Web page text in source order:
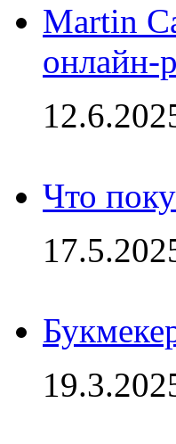
Martin
онлайн-
Что